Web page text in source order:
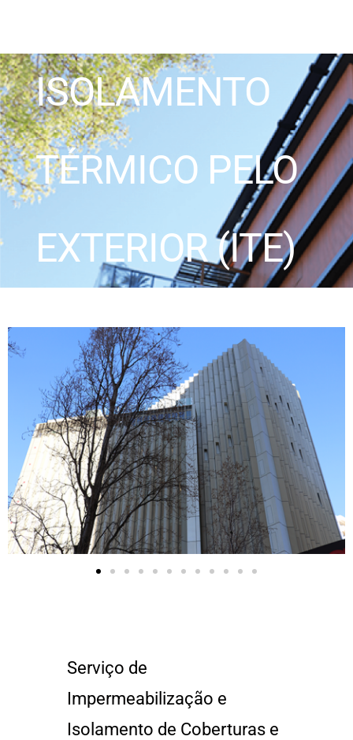
ISOLAMENTO
TÉRMICO PELO
EXTERIOR (ITE)
Serviço de
Impermeabilização e
Isolamento de Coberturas e